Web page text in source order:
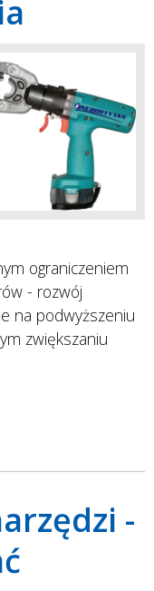
ograniczeniem
- rozwój
na podwyższeniu
zwiększaniu
-